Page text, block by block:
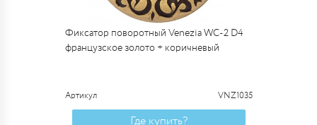
Фиксатор поворотный Venezia WC-2 D4
французское золото + коричневый
Артикул VNZ1035
Где купить?